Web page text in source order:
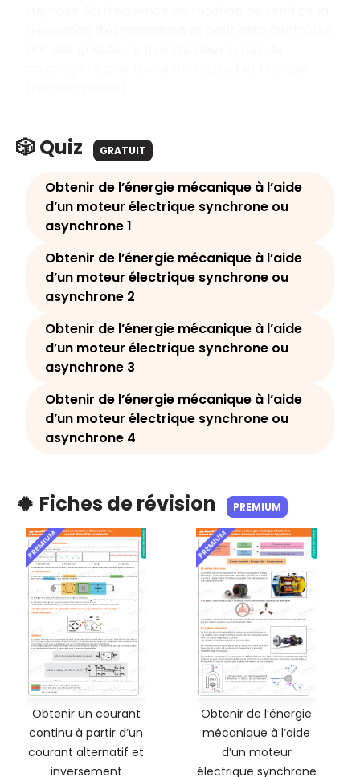
🎲 Quiz GRATUIT
Obtenir de l’énergie mécanique à l’aide
d’un moteur électrique synchrone ou
asynchrone 1
Obtenir de l’énergie mécanique à l’aide
d’un moteur électrique synchrone ou
asynchrone 2
Obtenir de l’énergie mécanique à l’aide
d’un moteur électrique synchrone ou
asynchrone 3
Obtenir de l’énergie mécanique à l’aide
d’un moteur électrique synchrone ou
asynchrone 4
🍀 Fiches de révision PREMIUM
PREMIUM
Obtenir un courant
continu à partir d’un
courant alternatif et
inversement
PREMIUM
Obtenir de l’énergie
mécanique à l’aide
d’un moteur
électrique synchrone